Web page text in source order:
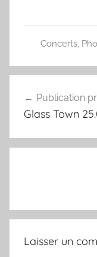
Concerts,
de
Publication
Glass Town
Laisser un